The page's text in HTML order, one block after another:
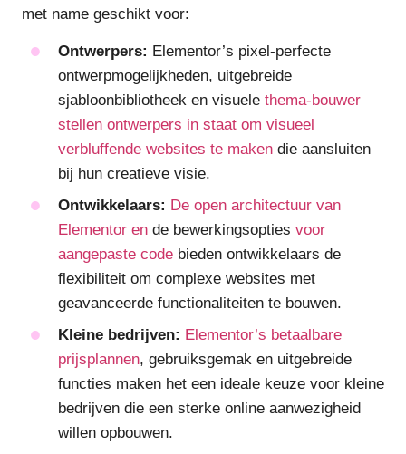
met name geschikt voor:
Ontwerpers: Elementor’s pixel-perfecte
ontwerpmogelijkheden, uitgebreide
sjabloonbibliotheek en visuele thema-bouwer
stellen ontwerpers in staat om visueel
verbluffende websites te maken die aansluiten
bij hun creatieve visie.
Ontwikkelaars: De open architectuur van
Elementor en de bewerkingsopties voor
aangepaste code bieden ontwikkelaars de
flexibiliteit om complexe websites met
geavanceerde functionaliteiten te bouwen.
Kleine bedrijven: Elementor’s betaalbare
prijsplannen, gebruiksgemak en uitgebreide
functies maken het een ideale keuze voor kleine
bedrijven die een sterke online aanwezigheid
willen opbouwen.